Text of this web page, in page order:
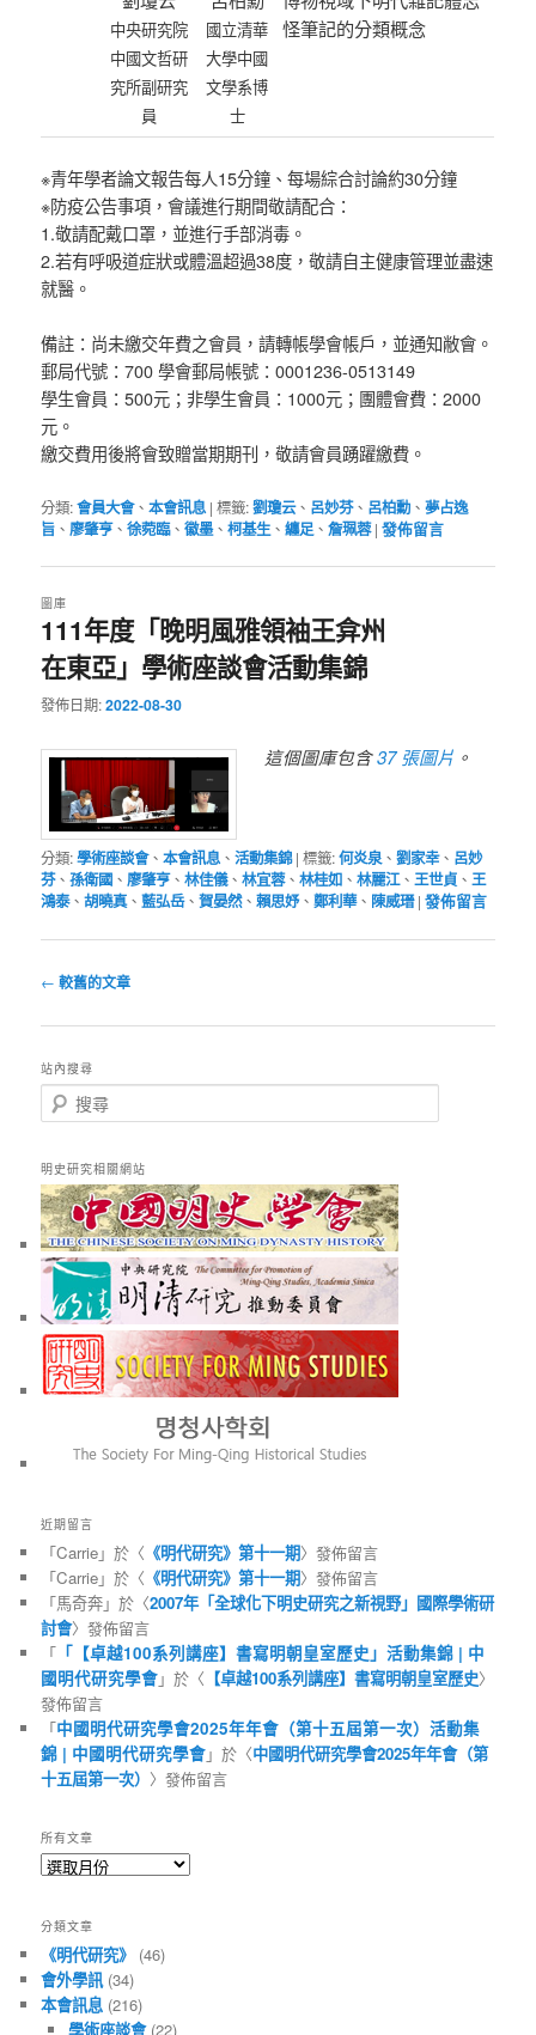
中央研究院
中國文哲研
究所副研究
員
國立清華
大學中國
文學系博
士
怪筆記的分類概念
※青年學者論文報告每人15分鐘、每場綜合討論約30分鐘
※防疫公告事項，會議進行期間敬請配合：
1.敬請配戴口罩，並進行手部消毒。
2.若有呼吸道症狀或體溫超過38度，敬請自主健康管理並盡速
就醫。
備註：尚未繳交年費之會員，請轉帳學會帳戶，並通知敝會。
郵局代號：700 學會郵局帳號：0001236-0513149
學生會員：500元；非學生會員：1000元；團體會費：2000
元。
繳交費用後將會致贈當期期刊，敬請會員踴躍繳費。
分類:會員大會、本會訊息 |標籤:劉瓊云、 呂妙芬、 呂柏勳 、夢占逸
旨 、 廖肇亨、徐菀臨、徽墨、柯基生 、纏足 、詹珮蓉 |發佈留言
111年度「晚明風雅領袖王弇州
在東亞」學術座談會活動集錦
圖庫
發佈日期:2022-08-30
這個圖庫包含37 張圖片 。
分類:學術座談會、本會訊息 、活動集錦 |標籤:何炎泉 、劉家幸、 呂妙
芬、孫衛國 、 廖肇亨、林佳儀、林宜蓉、林桂如 、林麗江、王世貞 、王
鴻泰、胡曉真、藍弘岳、賀晏然、賴思妤、鄭利華、 陳威瑨 |發佈留言
文
導
覽
← 較舊的文章
站內搜尋
搜
尋
明史研究相關網站
近期留言
「Carrie」於〈 《明代研究》第十一期〉發佈留言
「Carrie」於〈 《明代研究》第十一期〉發佈留言
「馬奇奔」於〈2007年「全球化下明史研究之新視野」國際學術研
討會〉發佈留言
「 「【卓越100系列講座】書寫明朝皇室歷史」活動集錦 | 中
國明代研究學會」於〈 【卓越100系列講座】書寫明朝皇室歷史〉
發佈留言
「中國明代研究學會2025年年會（第十五屆第一次）活動集
錦 | 中國明代研究學會」於〈中國明代研究學會2025年年會（第
十五屆第一次） 〉發佈留言
所有文章
所
章
分類文章
《明代研究》 (46)
會外學訊 (34)
本會訊息 (216)
學術座談會(22)